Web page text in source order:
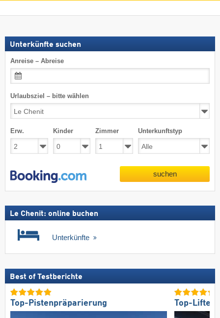
Unterkünfte suchen
Anreise – Abreise
Urlaubsziel – bitte wählen
Erw. Kinder Zimmer Unterkunftstyp
suchen
Le Chenit: online buchen
Unterkünfte
Best of Testberichte
Top-Pistenpräparierung Top-Lifte/